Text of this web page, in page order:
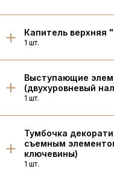
Капитель верхняя
1 шт.
Выступающие
(двухуровневый
1 шт.
Тумбочка
съемным
ключевины)
1 шт.